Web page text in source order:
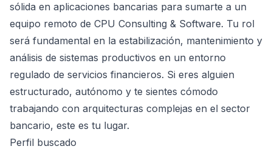
sólida en aplicaciones bancarias para sumarte a un
equipo remoto de CPU Consulting & Software. Tu rol
será fundamental en la estabilización, mantenimiento y
análisis de sistemas productivos en un entorno
regulado de servicios financieros. Si eres alguien
estructurado, autónomo y te sientes cómodo
trabajando con arquitecturas complejas en el sector
bancario, este es tu lugar.
Perfil buscado